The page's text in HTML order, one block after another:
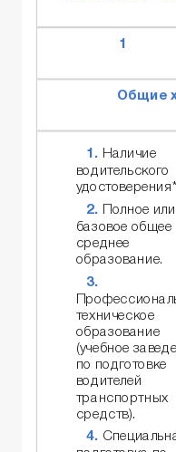
1
Общие
Наличие
водительского
Полное или
базовое общее
среднее
образование.
техническое
образование
(учебное
по подготовке
водителей
транспортных
средств).